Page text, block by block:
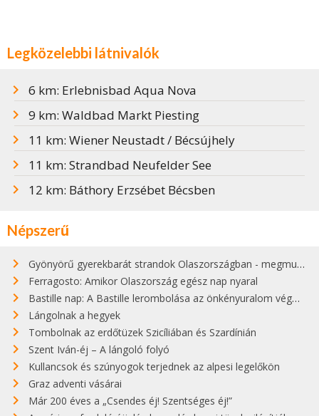
Legközelebbi látnivalók
6 km: Erlebnisbad Aqua Nova
9 km: Waldbad Markt Piesting
11 km: Wiener Neustadt / Bécsújhely
11 km: Strandbad Neufelder See
12 km: Báthory Erzsébet Bécsben
Népszerű
Gyönyörű gyerekbarát strandok Olaszországban - megmutatjuk a 15 legjobbat
Ferragosto: Amikor Olaszország egész nap nyaral
Bastille nap: A Bastille lerombolása az önkényuralom végét jelentette
Lángolnak a hegyek
Tombolnak az erdőtüzek Szicíliában és Szardínián
Szent Iván-éj – A lángoló folyó
Kullancsok és szúnyogok terjednek az alpesi legelőkön
Graz adventi vásárai
Már 200 éves a „Csendes éj! Szentséges éj!”